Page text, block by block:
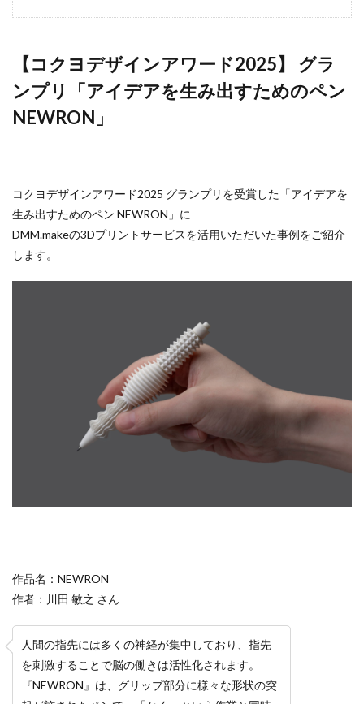
【コクヨデザインアワード2025】 グラ
ンプリ「アイデアを生み出すためのペン
NEWRON」
コクヨデザインアワード2025 グランプリを受賞した「アイデアを
生み出すためのペン NEWRON」に
DMM.makeの3Dプリントサービスを活用いただいた事例をご紹介
します。
作品名：NEWRON
作者：川田 敏之 さん
人間の指先には多くの神経が集中しており、指先
を刺激することで脳の働きは活性化されます。
『NEWRON』は、グリップ部分に様々な形状の突